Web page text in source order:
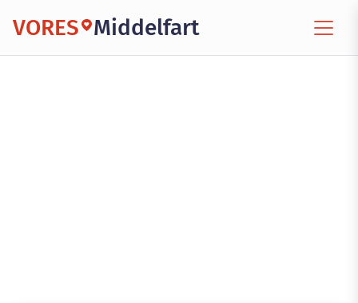
VORES Middelfart